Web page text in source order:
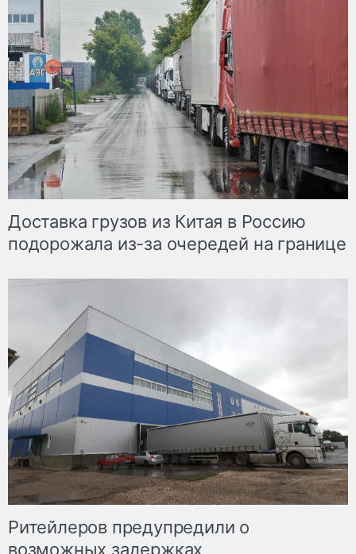
Доставка грузов из Китая в Россию
подорожала из-за очередей на границе
Ритейлеров предупредили о
возможных задержках